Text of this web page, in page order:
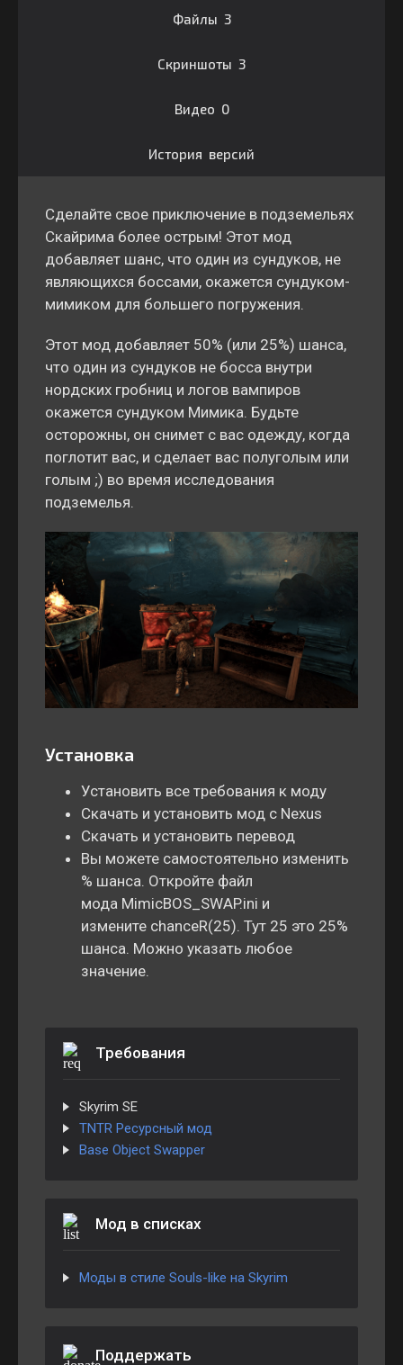
Файлы 3
Скриншоты 3
Видео 0
История версий
Сделайте свое приключение в подземельях
Скайрима более острым! Этот мод
добавляет шанс, что один из сундуков, не
являющихся боссами, окажется сундуком-
мимиком для большего погружения.
Этот мод добавляет 50% (или 25%) шанса,
что один из сундуков не босса внутри
нордских гробниц и логов вампиров
окажется сундуком Мимика. Будьте
осторожны, он снимет с вас одежду, когда
поглотит вас, и сделает вас полуголым или
голым ;) во время исследования
подземелья.
Установка
Установить все требования к моду
Скачать и установить мод с Nexus
Скачать и установить перевод
Вы можете самостоятельно изменить
% шанса. Откройте файл
мода MimicBOS_SWAP.ini и
измените chanceR(25). Тут 25 это 25%
шанса. Можно указать любое
значение.
Требования
Skyrim SE
TNTR Ресурсный мод
Base Object Swapper
Мод в списках
Моды в стиле Souls-like на Skyrim
Поддержать